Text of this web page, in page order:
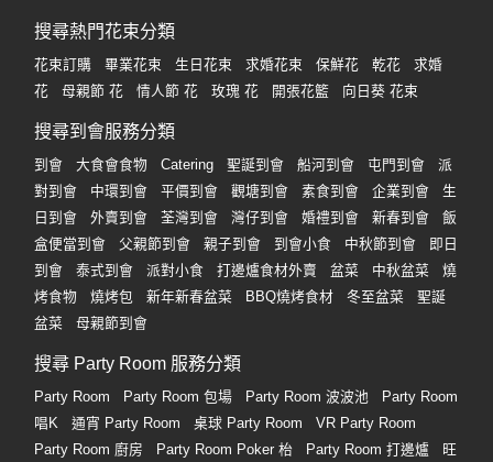
廳
B
B
Q
場
地
新
奇
玩
樂
體
手
作
搜尋熱門花束分類
花束訂購 畢業花束 生日花束 求婚花束 保鮮花 乾花
求婚
花
母親節 花 情人節 花 玫瑰 花 開張花籃 向日葵 花束
搜尋到會服務分類
到會 大食會食物 Catering 聖誕到會 船河到會 屯門到會
派
對到會
中環到會 平價到會 觀塘到會 素食到會 企業到會
生
日到會
外賣到會 荃灣到會 灣仔到會 婚禮到會 新春到會
飯
盒便當到會
父親節到會 親子到會 到會小食 中秋節到會
即日
到會
泰式到會 派對小食 打邊爐食材外賣 盆菜 中秋盆菜
燒
烤食物
燒烤包 新年新春盆菜 BBQ燒烤食材 冬至盆菜
聖誕
盆菜
母親節到會
搜尋 Party Room 服務分類
Party Room Party Room 包場 Party Room 波波池
Party Room
唱K
通宵 Party Room 桌球 Party Room
VR Party Room
Party Room 廚房
Party Room Poker 枱 Party Room 打邊爐 旺